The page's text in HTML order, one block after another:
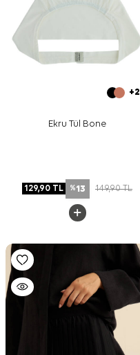
+2
Ekru Tül Bone
129,90 TL %13 149,90TL